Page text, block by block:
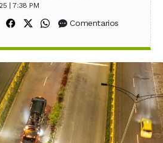
| 7:38 PM
Compartir en Facebook
Compartir en X (Twitter)
Compartir en WhatsApp
Comentarios